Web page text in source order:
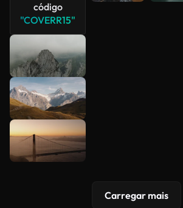
código
"COVERR15"
Carregar mais